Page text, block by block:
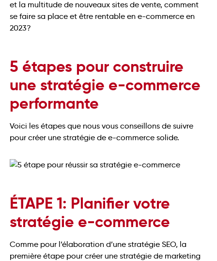
et la multitude de nouveaux sites de vente, comment
se faire sa place et être rentable en e-commerce en
2023?
5 étapes pour construire
une stratégie e-commerce
performante
Voici les étapes que nous vous conseillons de suivre
pour créer une stratégie de e-commerce solide.
ÉTAPE 1: Planifier votre
stratégie e-commerce
Comme pour l’élaboration d’une stratégie SEO, la
première étape pour créer une stratégie de marketing